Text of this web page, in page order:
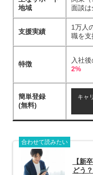
地域
面談は
支援実績
1万人
職を支
特徴 入社
2%
簡単登録
(無料)
キャ
合わせて読みたい
【新
どう